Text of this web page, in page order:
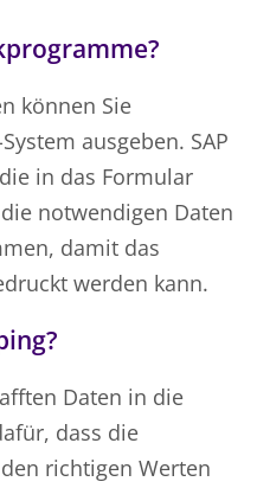
können Sie
ausgeben. SAP
in das Formular
notwendigen Daten
damit das
werden kann.
Daten in die
dass die
richtigen Werten